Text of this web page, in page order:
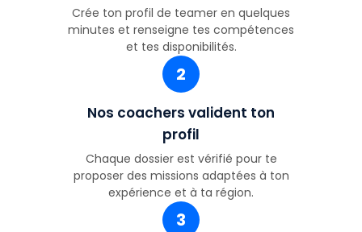
Crée ton profil de teamer en quelques
minutes et renseigne tes compétences
et tes disponibilités.
2
Nos coachers valident ton
profil
Chaque dossier est vérifié pour te
proposer des missions adaptées à ton
expérience et à ta région.
3